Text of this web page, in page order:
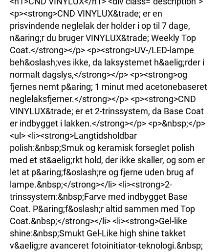
<p><strong>CND VINYLUX&trade; er en
prisvindende neglelak der holder i op til 7 dage,
n&aring;r du bruger VINYLUX&trade; Weekly Top
Coat.</strong></p> <p><strong>UV-/LED-lampe
beh&oslash;ves ikke, da laksystemet h&aelig;rder i
normalt dagslys,</strong></p> <p><strong>og
fjernes nemt p&aring; 1 minut med acetonebaseret
neglelaksfjerner.</strong></p> <p><strong>CND
VINYLUX&trade; er et 2-trinssystem, da Base Coat
er indbygget i lakken.</strong></p> <p>&nbsp;</p>
<ul> <li><strong>Langtidsholdbar
polish:&nbsp;Smuk og keramisk forseglet polish
med et st&aelig;rkt hold, der ikke skaller, og som er
let at p&aring;f&oslash;re og fjerne uden brug af
lampe.&nbsp;</strong></li> <li><strong>2-
trinssystem:&nbsp;Farve med indbygget Base
Coat. P&aring;f&oslash;r altid sammen med Top
Coat.&nbsp;</strong></li> <li><strong>Gel-like
shine:&nbsp;Smukt Gel-Like high shine takket
v&aelig;re avanceret fotoinitiator-teknologi.&nbsp;